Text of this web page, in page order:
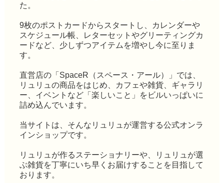
た。
9枚のポストカードからスタートし、カレンダーや
スケジュール帳、レターセットやグリーティングカ
ードなど、少しずつアイテムを増やし今に至りま
す。
直営店の「SpaceR（スペース・アール）」では、
リュリュの商品をはじめ、カフェや雑貨、ギャラリ
ー、イベントなど「楽しいこと」をビルいっぱいに
詰め込んでいます。
当サイトは、そんなリュリュが運営する公式オンラ
インショップです。
リュリュが作るステーショナリーや、リュリュが選
ぶ雑貨を丁寧にいち早くお届けすることを目指して
おります。